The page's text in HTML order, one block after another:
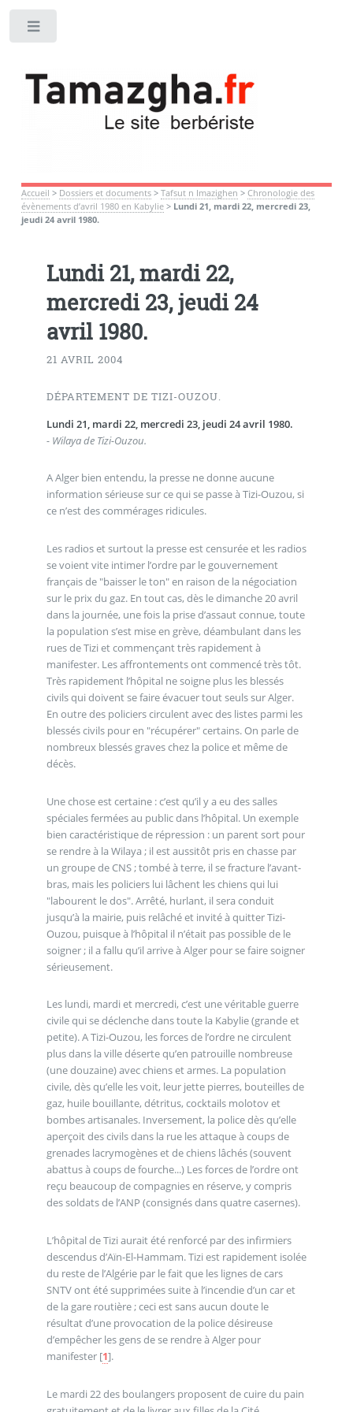
Accueil > Dossiers et documents> Tafsut n Imazighen > Chronologie des
évènements d’avril 1980 en Kabylie> Lundi 21, mardi 22, mercredi 23,
jeudi 24 avril 1980.
Lundi 21, mardi 22,
mercredi 23, jeudi 24
avril 1980.
21 AVRIL 2004
DÉPARTEMENT DE TIZI-OUZOU.
Lundi 21, mardi 22, mercredi 23, jeudi 24 avril 1980.
- Wilaya de Tizi-Ouzou.
A Alger bien entendu, la presse ne donne aucune
information sérieuse sur ce qui se passe à Tizi-Ouzou, si
ce n’est des commérages ridicules.
Les radios et surtout la presse est censurée et les radios
se voient vite intimer l’ordre par le gouvernement
français de "baisser le ton" en raison de la négociation
sur le prix du gaz. En tout cas, dès le dimanche 20 avril
dans la journée, une fois la prise d’assaut connue, toute
la population s’est mise en grève, déambulant dans les
rues de Tizi et commençant très rapidement à
manifester. Les affrontements ont commencé très tôt.
Très rapidement l’hôpital ne soigne plus les blessés
civils qui doivent se faire évacuer tout seuls sur Alger.
En outre des policiers circulent avec des listes parmi les
blessés civils pour en "récupérer" certains. On parle de
nombreux blessés graves chez la police et même de
décès.
Une chose est certaine : c’est qu’il y a eu des salles
spéciales fermées au public dans l’hôpital. Un exemple
bien caractéristique de répression : un parent sort pour
se rendre à la Wilaya ; il est aussitôt pris en chasse par
un groupe de CNS ; tombé à terre, il se fracture l’avant-
bras, mais les policiers lui lâchent les chiens qui lui
"labourent le dos". Arrêté, hurlant, il sera conduit
jusqu’à la mairie, puis relâché et invité à quitter Tizi-
Ouzou, puisque à l’hôpital il n’était pas possible de le
soigner ; il a fallu qu’il arrive à Alger pour se faire soigner
sérieusement.
Les lundi, mardi et mercredi, c’est une véritable guerre
civile qui se déclenche dans toute la Kabylie (grande et
petite). A Tizi-Ouzou, les forces de l’ordre ne circulent
plus dans la ville déserte qu’en patrouille nombreuse
(une douzaine) avec chiens et armes. La population
civile, dès qu’elle les voit, leur jette pierres, bouteilles de
gaz, huile bouillante, détritus, cocktails molotov et
bombes artisanales. Inversement, la police dès qu’elle
aperçoit des civils dans la rue les attaque à coups de
grenades lacrymogènes et de chiens lâchés (souvent
abattus à coups de fourche...) Les forces de l’ordre ont
reçu beaucoup de compagnies en réserve, y compris
des soldats de l’ANP (consignés dans quatre casernes).
L’hôpital de Tizi aurait été renforcé par des infirmiers
descendus d’Aïn-El-Hammam. Tizi est rapidement isolée
du reste de l’Algérie par le fait que les lignes de cars
SNTV ont été supprimées suite à l’incendie d’un car et
de la gare routière ; ceci est sans aucun doute le
résultat d’une provocation de la police désireuse
d’empêcher les gens de se rendre à Alger pour
manifester[1].
Le mardi 22 des boulangers proposent de cuire du pain